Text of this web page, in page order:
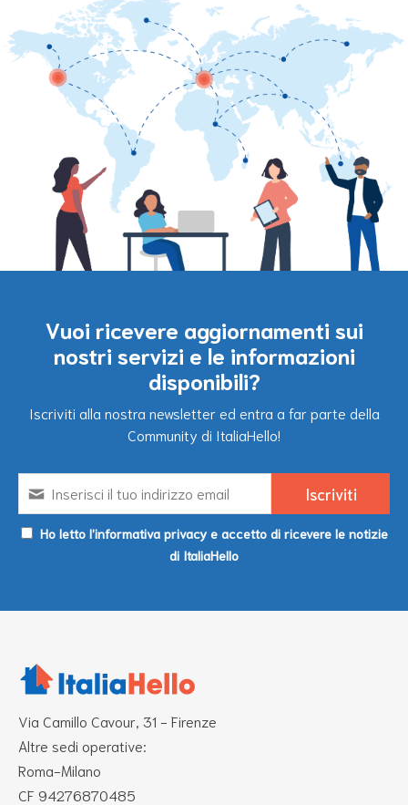
Vuoi ricevere aggiornamenti sui
nostri servizi e le informazioni
disponibili?
Iscriviti alla nostra newsletter ed entra a far parte della
Community di ItaliaHello!
Ho letto l’informativa privacy e accetto di ricevere le notizie
di ItaliaHello
Via Camillo Cavour, 31 - Firenze
Altre sedi operative:
Roma-Milano
CF 94276870485